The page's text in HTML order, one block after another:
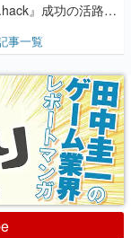
』成功の活路を
山 洋に流れる血は
た【若ゲのいた
事一覧